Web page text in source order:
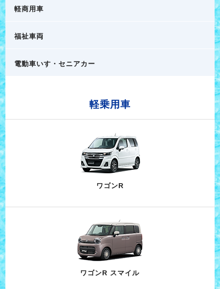
軽商用車
福祉車両
電動車いす・セニアカー
軽乗用車
ワゴンR
ワゴンR スマイル